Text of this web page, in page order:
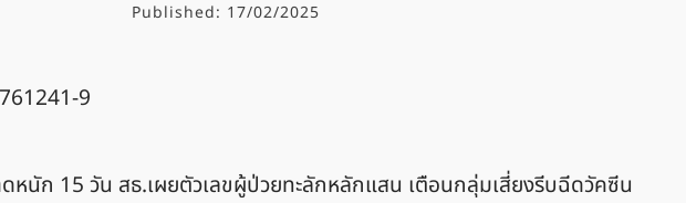
Published: 17/02/2025
9
หนัก 15 วัน สธ.เผยตัวเลขผู้ป่วยทะลักหลักแสน เตือนกลุ่มเสี่ยงรีบฉีดวัคซีน